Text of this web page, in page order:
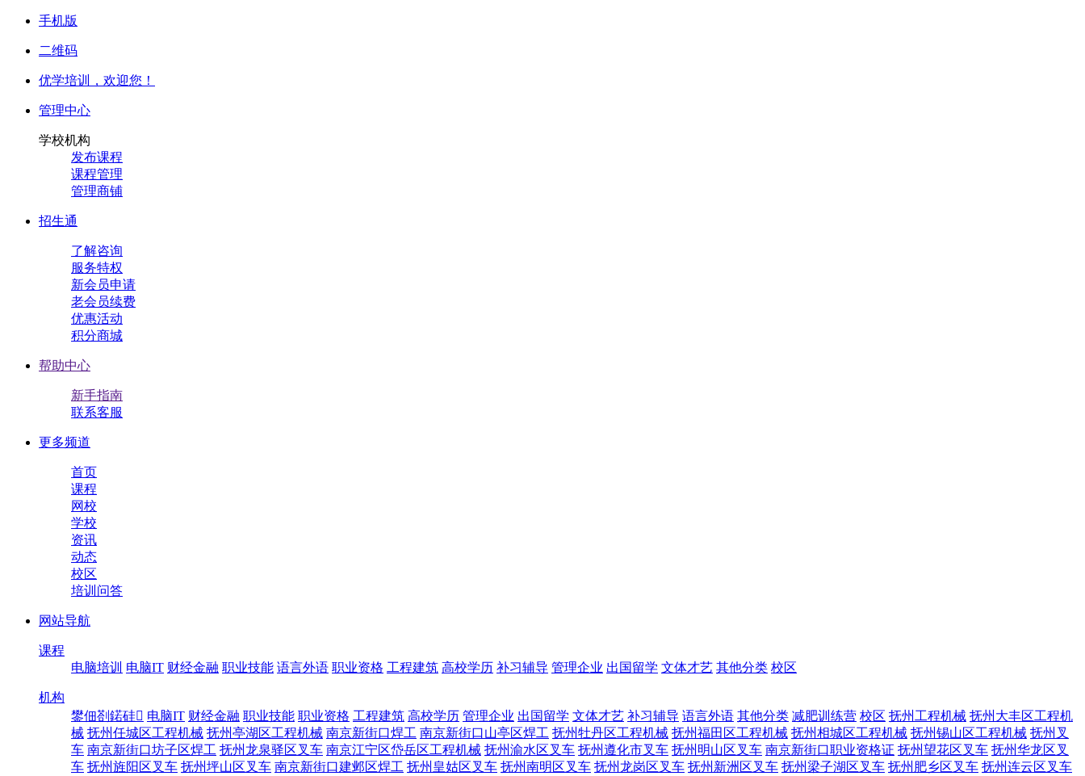
手机版
二维码
优学培训， 欢迎您！
管理中心
学校机构
发布课程
课程管理
管理商铺
招生通
了解咨询
服务特权
新会员申请
老会员续费
优惠活动
积分商城
帮助中心
新手指南
联系客服
更多频道
首页
课程
网校
学校
资讯
动态
校区
培训问答
网站导航
课程
电脑培训 电脑IT 财经金融 职业技能 语言外语 职业资格 工程建筑 高校学历 补习辅导 管理企业 出国留学 文体才艺 其他分类 校区
机构
鐢佃剳鍩硅 电脑IT 财经金融 职业技能 职业资格 工程建筑 高校学历 管理企业 出国留学 文体才艺 补习辅导 语言外语 其他分类 减肥训练营 校区 抚州工程机械 抚州大丰区工程机
械 抚州任城区工程机械 抚州亭湖区工程机械 南京新街口焊工 南京新街口山亭区焊工 抚州牡丹区工程机械 抚州福田区工程机械 抚州相城区工程机械 抚州锡山区工程机械 抚州叉
车 南京新街口坊子区焊工 抚州龙泉驿区叉车 南京江宁区岱岳区工程机械 抚州渝水区叉车 抚州遵化市叉车 抚州明山区叉车 南京新街口职业资格证 抚州望花区叉车 抚州华龙区叉
车 抚州旌阳区叉车 抚州坪山区叉车 南京新街口建邺区焊工 抚州皇姑区叉车 抚州南明区叉车 抚州龙岗区叉车 抚州新洲区叉车 抚州梁子湖区叉车 抚州肥乡区叉车 抚州连云区叉车